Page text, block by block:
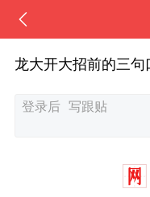
龙大开大招前的三句